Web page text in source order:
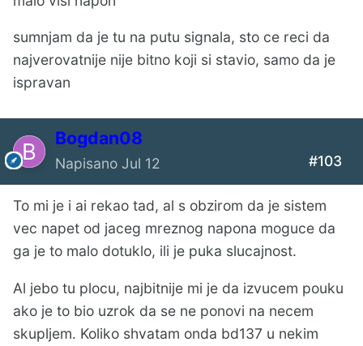
sumnjam da je tu na putu signala, sto ce reci da
najverovatnije nije bitno koji si stavio, samo da je
ispravan
Bogdan08
Napisano Jul 12 #103
To mi je i ai rekao tad, al s obzirom da je sistem
vec napet od jaceg mreznog napona moguce da
ga je to malo dotuklo, ili je puka slucajnost.
Al jebo tu plocu, najbitnije mi je da izvucem pouku
ako je to bio uzrok da se ne ponovi na necem
skupljem. Koliko shvatam onda bd137 u nekim